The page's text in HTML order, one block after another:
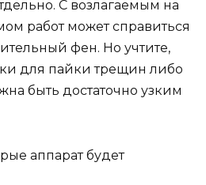
С возлагаемым на
работ может справиться
фен. Но учтите,
для пайки трещин либо
быть достаточно узким
аппарат будет